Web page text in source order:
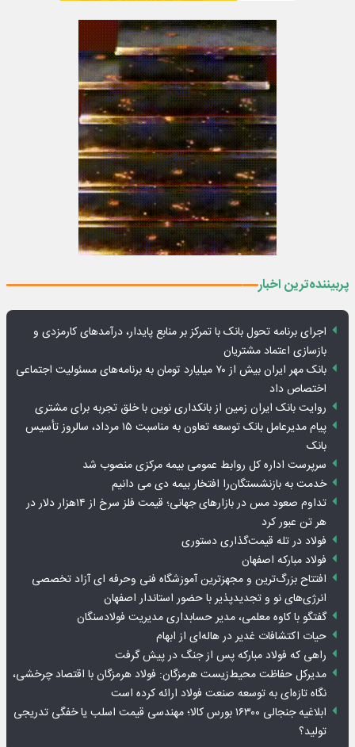
پربیننده‌ترین اخبار
اجرای برنامه تحول بانک با تمرکز بر منابع پایدار، درآمدهای کارمزدی و
بازسازی اعتماد مشتریان
بانک مهر ایران بیش از ۷۰ میلیارد تومان به برنامه‌های مسئولیت اجتماعی
اختصاص داد
روایت بانک ایران زمین از بانکداری نوین با خلق تجربه برای مشتری
پیام مدیرعامل بانک توسعه تعاون به مناسبت ۱۵ مرداد، سالروز تأسیس
بانک
سرپرست اداره کل روابط عمومی بیمه مرکزی منصوب شد
خدمت به بازنشستگان‌را افتخار بیمه دی می دانیم
تداوم صعود مس در بازارهای جهانی؛ قیمت فلز سرخ از ۱۴هزار دلار در
هر تن عبور کرد
فولاد در تله قیمت‌گذاری دستوری
فولاد مبارکه اصفهان
افتتاح بزرگ‌ترین و مجهزترین آموزشگاه فنی وحرفه ای آزاد تخصصی
انرژی‌های نو و تجدیدپذیر با حضور استاندار اصفهان
گفتگو با کاوه معلمی، مدیر حسابداری مدیریت فولادسنگان
حیات اکتشافات غدیر در هاله‌ای از ابهام
راهی که فولاد مبارکه پس از جنگ در پیش گرفت
مدیرکل حفاظت محیط‌زیست هرمزگان: فولاد هرمزگان با اقتصاد چرخشی،
نگاه تازه‌ای به توسعه صنعت فولاد ارائه کرده است
ابلاغیه جنجالی ۱۶۳۰۰ بورس کالا؛ مهندسی قیمت اسلب یا خفگی تدریجی
تولید؟